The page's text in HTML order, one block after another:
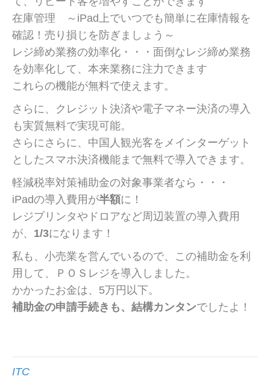
在庫管理 ～iPad上でいつでも簡単に在庫情報を
確認！売り損じを防ぎましょう～
レジ締め業務の効率化・・・面倒なレジ締め業務
を効率化して、本来業務に注力できます
これらの機能が無料で使えます。
さらに、クレジット決済や電子マネー決済の導入
も実質無料で実現可能。
さらにさらに、中国人観光客をメインターゲット
としたスマホ決済機能まで無料で導入できます。
軽減税率対策補助金の対象事業者なら・・・
iPadの導入費用が半額に！
レジプリンタやドロアなど周辺装置の導入費用
が、 1/3になります！
私も、小売業を営んでいるので、この補助金を利
用して、ＰＯＳレジを導入しました。
かかったお金は、5万円以下。
補助金の申請手続きも、結構カンタンでしたよ！
ITC